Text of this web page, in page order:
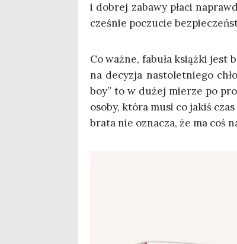
i dobrej zaba­wy pła­ci
cze­śnie poczu­cie
Co waż­ne, fabu­ła książ­ki jest
na decy­zja nasto­let­nie­go
boy” to w dużej mie­rze po
oso­by, któ­ra musi co jakiś
bra­ta nie ozna­cza, że ma coś